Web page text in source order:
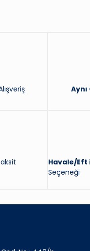
Aynı
Havale/Eft
Seçeneği